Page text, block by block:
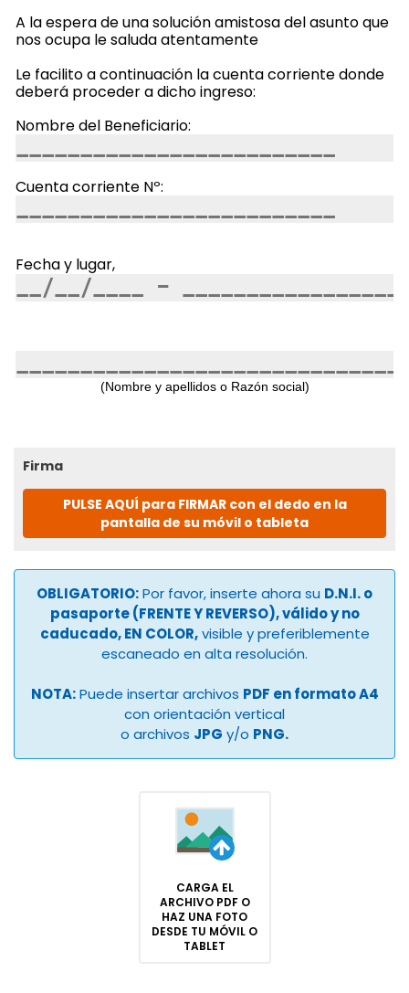
A la espera de una solución amistosa del asunto que
nos ocupa le saluda atentamente
Le facilito a continuación la cuenta corriente donde
deberá proceder a dicho ingreso:
Nombre del Beneficiario:
Cuenta corriente Nº:
Fecha y lugar,
(Nombrey apellidos o Razón social)
Firma
PULSE AQUÍ para FIRMAR con el dedo en la
pantalla de su móvil o tableta
OBLIGATORIO:Por favor, inserte ahora su D.N.I. o
pasaporte (FRENTE Y REVERSO), válido y no
caducado, EN COLOR,visible y preferiblemente
escaneado en alta resolución.
NOTA:Puede insertar archivos PDF en formato A4
con orientación vertical
o archivos JPG y/o PNG.
CARGA EL
ARCHIVO PDF O
HAZ UNA FOTO
DESDE TU MÓVIL O
TABLET